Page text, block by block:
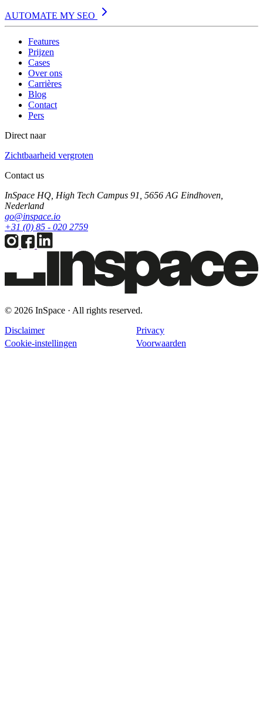
AUTOMATE MY SEO
Features
Prijzen
Cases
Over ons
Carrières
Blog
Contact
Pers
Direct naar
Zichtbaarheid vergroten
Contact us
InSpace HQ, High Tech Campus 91, 5656 AG Eindhoven,
Nederland
go@inspace.io
+31 (0) 85 - 020 2759
© 2026 InSpace · All rights reserved.
Disclaimer
Privacy
Cookie-instellingen
Voorwaarden